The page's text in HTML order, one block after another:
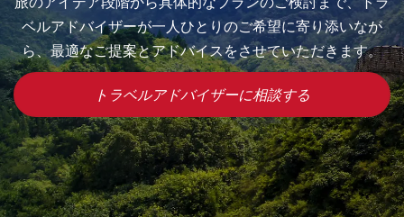
ベルアドバイザーが一人ひとりのご希望に寄り添いなが
ら、最適なご提案とアドバイスをさせていただきます。
トラベルアドバイザーに相談する